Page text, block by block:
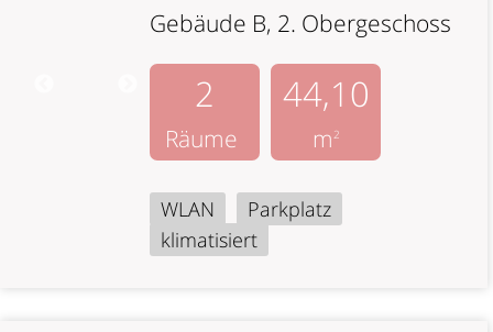
Gebäude B, 2. Obergeschoss
2
Räume
44,10
m2
WLAN
Parkplatz
klimatisiert